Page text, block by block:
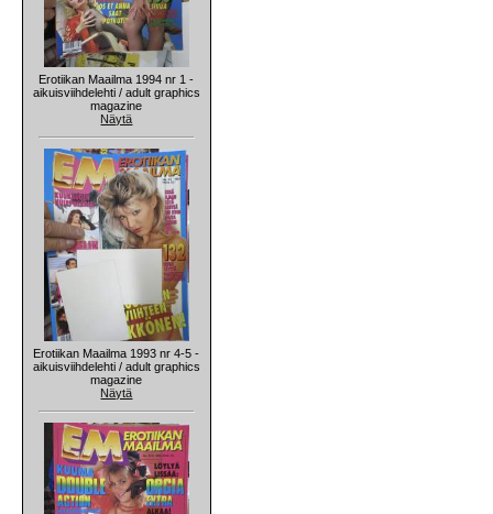
Erotiikan Maailma 1994 nr 1 -
aikuisviihdelehti / adult graphics
magazine
Näytä
Erotiikan Maailma 1993 nr 4-5 -
aikuisviihdelehti / adult graphics
magazine
Näytä